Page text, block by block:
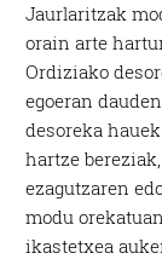
Jaurlaritzak
orain arte
Ordiziako
egoeran
desoreka
hartze
ezagutzaren
modu
ikastetxea